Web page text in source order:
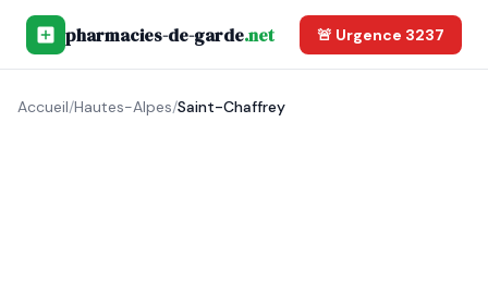
pharmacies-de-garde.net 🚨 Urgence 3237
Accueil/Hautes-Alpes/Saint-Chaffrey